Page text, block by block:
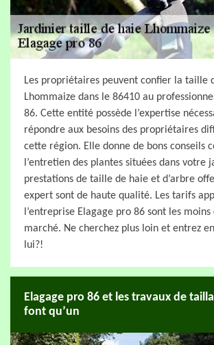
Les propriétaires peuvent confier la taille
Lhommaize dans le 86410 au
86. Cette entité possède l’expertise
répondre aux besoins des propriétaires
cette région. Elle donne de bons conseils
l’entretien des plantes situées dans votre
prestations de taille de haie et d’arbre
expert sont de haute qualité. Les tarifs
l’entreprise Elagage pro 86 sont les moins
marché. Ne cherchez plus loin et entrez
lui?!
Elagage pro 86 et les travaux de
font qu’un